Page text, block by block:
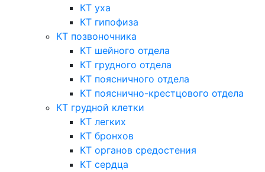
КТ уха
КТ гипофиза
КТ позвоночника
КТ шейного отдела
КТ грудного отдела
КТ поясничного отдела
КТ пояснично-крестцового отдела
КТ грудной клетки
КТ легких
КТ бронхов
КТ органов средостения
КТ сердца